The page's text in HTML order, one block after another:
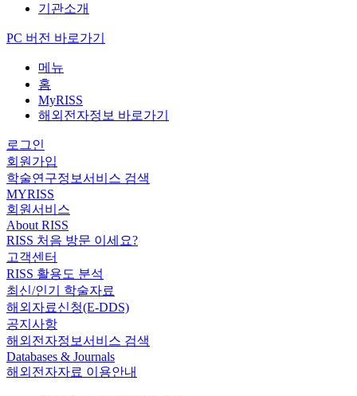
기관소개
PC 버전 바로가기
메뉴
홈
MyRISS
해외전자정보 바로가기
로그인
회원가입
학술연구정보서비스 검색
MYRISS
회원서비스
About RISS
RISS 처음 방문 이세요?
고객센터
RISS 활용도 분석
최신/인기 학술자료
해외자료신청(E-DDS)
공지사항
해외전자정보서비스 검색
Databases & Journals
해외전자자료 이용안내